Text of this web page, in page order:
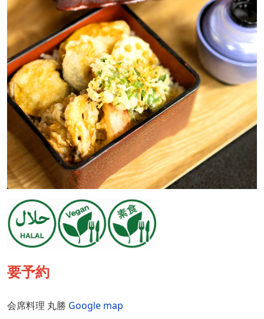
要予約
会席料理 丸勝 Google map